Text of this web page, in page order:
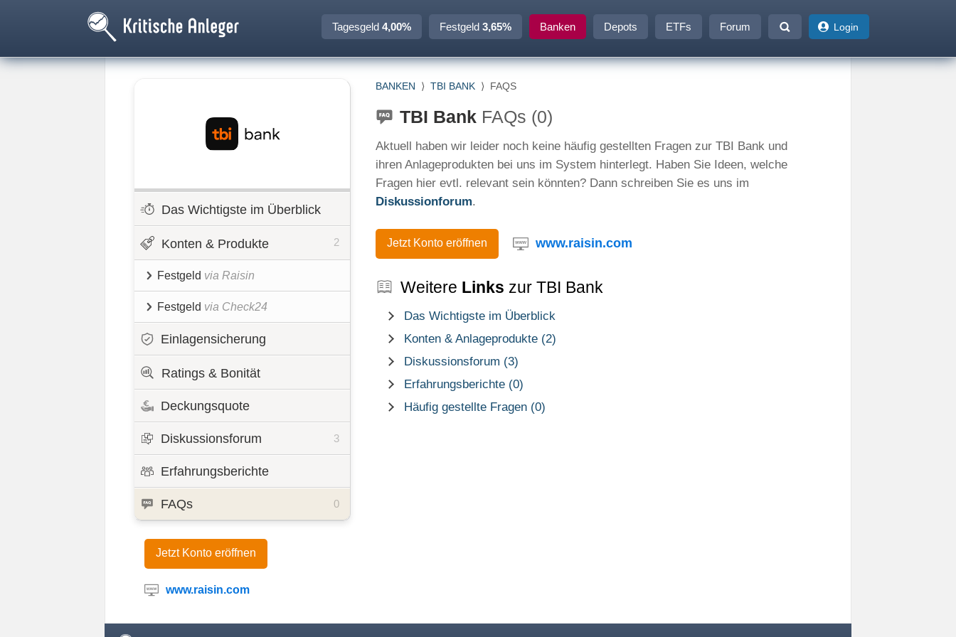
Tagesgeld 4,00% Festgeld 3,65% Banken Depots ETFs Forum Login
Das Wichtigste im Überblick
Konten & Produkte 2
Festgeld via Raisin
Festgeld via Check24
Einlagensicherung
Ratings & Bonität
Deckungsquote
Diskussionsforum 3
Erfahrungsberichte
FAQs 0
Jetzt Konto eröffnen
www.raisin.com
BANKEN ⟩ TBI BANK ⟩ FAQS
TBI Bank FAQs (0)
Aktuell haben wir leider noch keine häufig gestellten Fragen zur TBI Bank und
ihren Anlageprodukten bei uns im System hinterlegt. Haben Sie Ideen, welche
Fragen hier evtl. relevant sein könnten? Dann schreiben Sie es uns im
Diskussionforum.
Jetzt Konto eröffnen www.raisin.com
Weitere Links zur TBI Bank
Das Wichtigste im Überblick
Konten & Anlageprodukte (2)
Diskussionsforum (3)
Erfahrungsberichte (0)
Häufig gestellte Fragen (0)